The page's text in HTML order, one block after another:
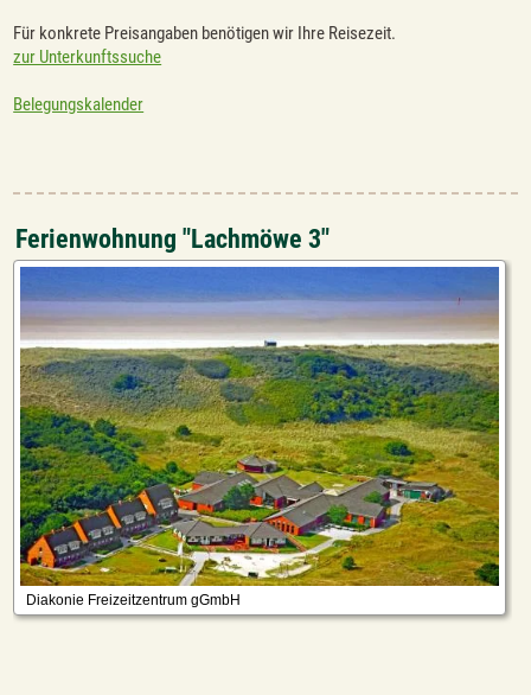
Für konkrete Preisangaben benötigen wir Ihre Reisezeit.
zur Unterkunftssuche
Belegungskalender
Ferienwohnung "Lachmöwe 3"